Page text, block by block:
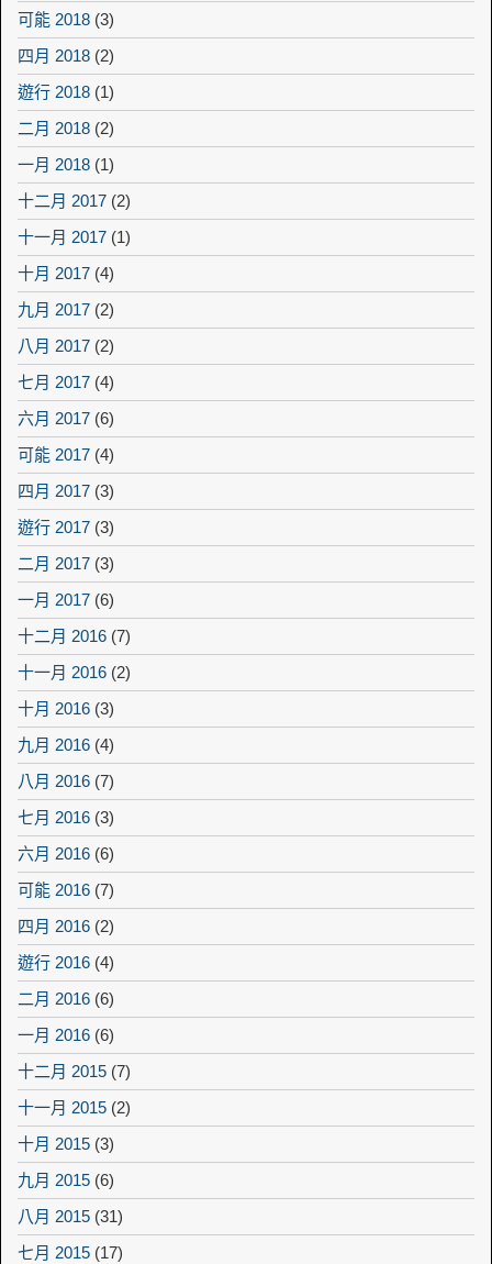
可能 2018 (3)
四月 2018 (2)
遊行 2018 (1)
二月 2018 (2)
一月 2018 (1)
十二月 2017 (2)
十一月 2017 (1)
十月 2017 (4)
九月 2017 (2)
八月 2017 (2)
七月 2017 (4)
六月 2017 (6)
可能 2017 (4)
四月 2017 (3)
遊行 2017 (3)
二月 2017 (3)
一月 2017 (6)
十二月 2016 (7)
十一月 2016 (2)
十月 2016 (3)
九月 2016 (4)
八月 2016 (7)
七月 2016 (3)
六月 2016 (6)
可能 2016 (7)
四月 2016 (2)
遊行 2016 (4)
二月 2016 (6)
一月 2016 (6)
十二月 2015 (7)
十一月 2015 (2)
十月 2015 (3)
九月 2015 (6)
八月 2015 (31)
七月 2015 (17)